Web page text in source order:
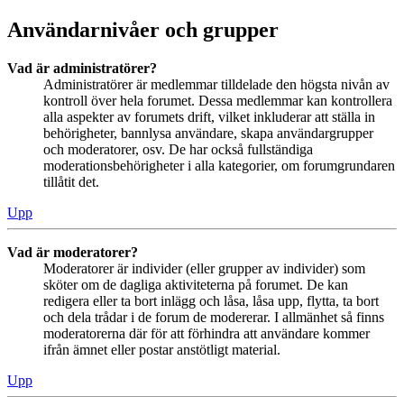
Användarnivåer och grupper
Vad är administratörer?
Administratörer är medlemmar tilldelade den högsta nivån av
kontroll över hela forumet. Dessa medlemmar kan kontrollera
alla aspekter av forumets drift, vilket inkluderar att ställa in
behörigheter, bannlysa användare, skapa användargrupper
och moderatorer, osv. De har också fullständiga
moderationsbehörigheter i alla kategorier, om forumgrundaren
tillåtit det.
Upp
Vad är moderatorer?
Moderatorer är individer (eller grupper av individer) som
sköter om de dagliga aktiviteterna på forumet. De kan
redigera eller ta bort inlägg och låsa, låsa upp, flytta, ta bort
och dela trådar i de forum de modererar. I allmänhet så finns
moderatorerna där för att förhindra att användare kommer
ifrån ämnet eller postar anstötligt material.
Upp